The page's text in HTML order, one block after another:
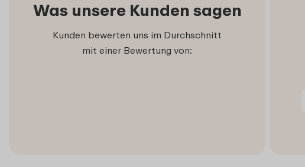
Was unsere Kunden sagen
Kunden bewerten uns im Durchschnitt
mit einer Bewertung von: